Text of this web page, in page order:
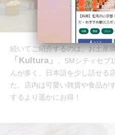
続いてご紹介するのは、お土産
「Kultura」
。SMシティセブ
んが多く、日本語を少し話せる
た。店内は可愛い雑貨や食品が
するより遥かにお得！